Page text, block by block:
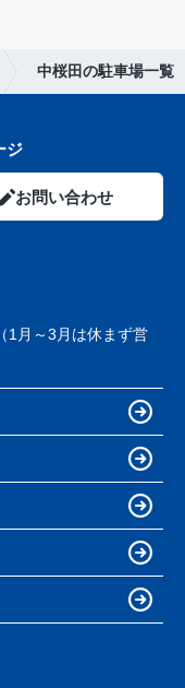
中桜田の駐車場一覧
ジ
お問い合わせ
1月～3月は休まず営